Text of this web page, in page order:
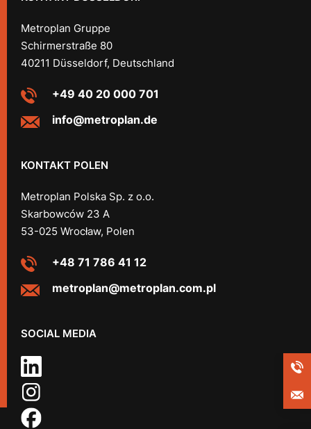
Metroplan Gruppe
Schirmerstraße 80
40211 Düsseldorf, Deutschland
+49 40 20 000 701
info@metroplan.de
KONTAKT POLEN
Metroplan Polska Sp. z o.o.
Skarbowców 23 A
53-025 Wrocław, Polen
+48 71 786 41 12
metroplan@metroplan.com.pl
SOCIAL MEDIA